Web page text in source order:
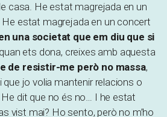
casa. He estat magrejada en un
estat magrejada en un concert
una societat que em diu que si
ets dona, creixes amb aquesta
de resistir-me però no massa,
jo volia mantenir relacions o
dit que no és no… I he estat
vist mai? Ho sento, però no m’ho